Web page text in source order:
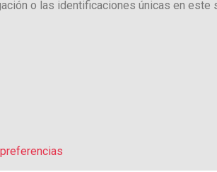
o las identificaciones únicas en